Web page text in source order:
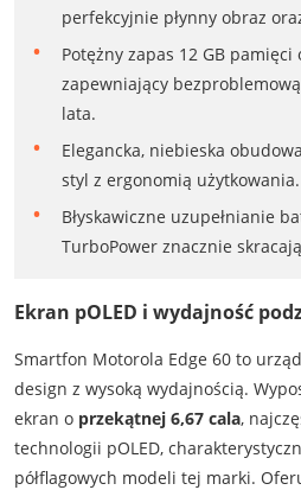
perfekcyjnie płynny obraz
Potężny zapas 12 GB pamięci
zapewniający
lata.
Elegancka, niebieska
styl z ergonomią użytkowania.
Błyskawiczne uzupełnianie
TurboPower znacznie
Ekran pOLED i wydajność
Smartfon Motorola Edge 60 to
design z wysoką wydajnością.
ekran o przekątnej 6,67 cala,
technologii pOLED,
półflagowych modeli tej marki.